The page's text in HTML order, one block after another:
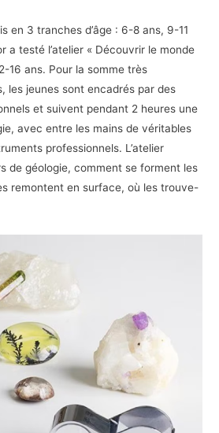
en 3 tranches d’âge : 6-8 ans, 9-11
a testé l’atelier « Découvrir le monde
16 ans. Pour la somme très
les jeunes sont encadrés par des
et suivent pendant 2 heures une
avec entre les mains de véritables
professionnels. L’atelier
de géologie, comment se forment les
remontent en surface, où les trouve-